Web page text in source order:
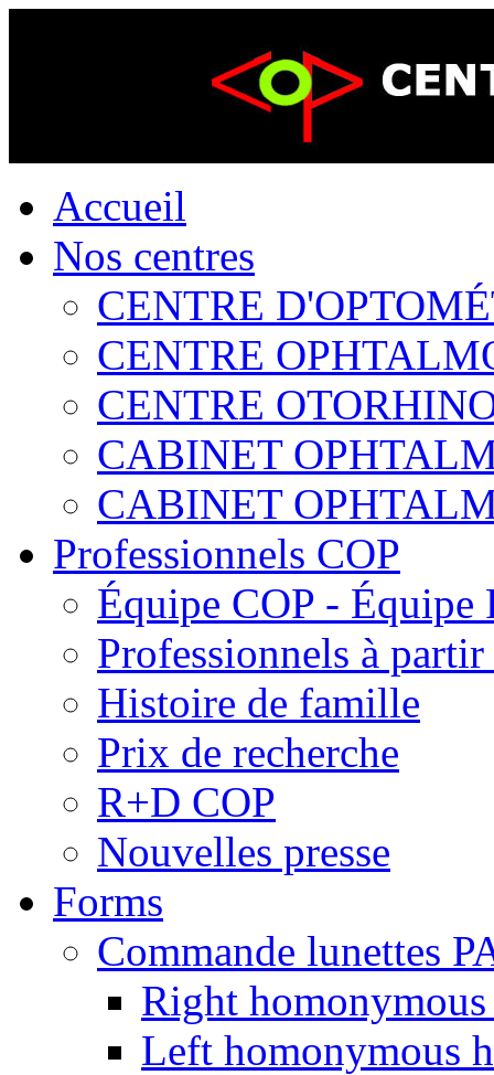
Accueil
Nos centres
CENTRE
CENTRE
CENTRE
CABINET
CABINET
Professionnels COP
Équipe COP - Équipe
Professionnels à
Histoire de famille
Prix de recherche
R+D COP
Nouvelles presse
Forms
Commande lunettes
Right
Left homonymous